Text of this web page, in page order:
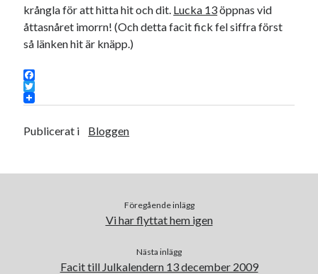
krångla för att hitta hit och dit. Lucka 13öppnas vid
åttasnåret imorrn! (Och detta facit fick fel siffra först
så länken hit är knäpp.)
F
a
c
b
T
w
t
Publicerat i Bloggen
Föregående inlägg
Vi har flyttat hem igen
Nästa inlägg
Facit till Julkalendern 13 december 2009